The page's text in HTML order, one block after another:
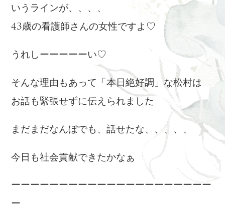
いうラインが、、、、
43歳の看護師さんの女性ですよ♡
うれしーーーーーい♡
そんな理由もあって「本日絶好調」な松村は
お話も緊張せずに伝えられました
まだまだなんぼでも、話せたな、、、、、
今日も社会貢献できたかなぁ
ーーーーーーーーーーーーーーーーーーーーー
ー